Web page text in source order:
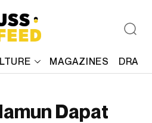
MAGAZINES
Dapat